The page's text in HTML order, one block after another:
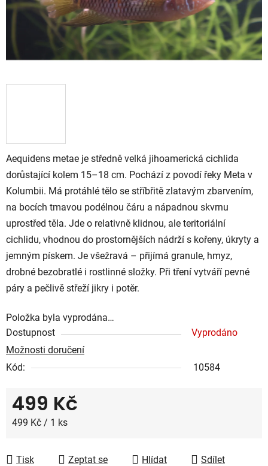
Aequidens metae je středně velká jihoamerická cichlida
dorůstající kolem 15–18 cm. Pochází z povodí řeky Meta v
Kolumbii. Má protáhlé tělo se stříbřitě zlatavým zbarvením,
na bocích tmavou podélnou čáru a nápadnou skvrnu
uprostřed těla. Jde o relativně klidnou, ale teritoriální
cichlidu, vhodnou do prostornějších nádrží s kořeny, úkryty a
jemným pískem. Je všežravá – přijímá granule, hmyz,
drobné bezobratlé i rostlinné složky. Při tření vytváří pevné
páry a pečlivě střeží jikry i potěr.
Položka byla vyprodána…
Dostupnost
Vyprodáno
Možnosti doručení
Kód:
10584
499 Kč
Měrná cena:
499 Kč / 1 ks
Tisk Zeptat se Hlídat Sdílet